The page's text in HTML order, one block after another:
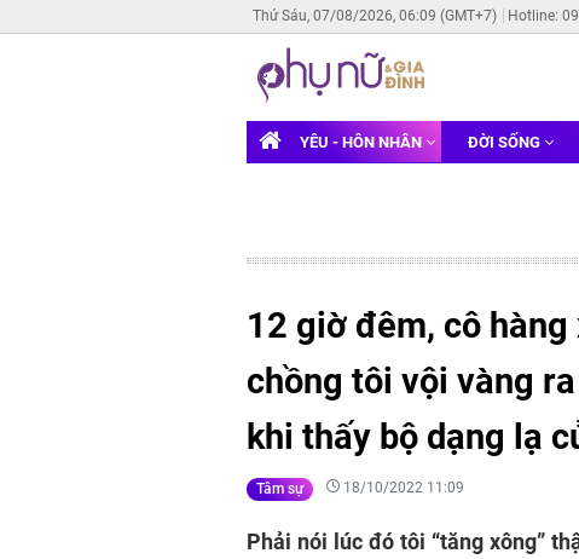
Thứ Sáu, 07/08/2026, 06:09 (GMT+7) Hotline:
YÊU - HÔN NHÂN ĐỜI SỐNG
12 giờ đêm, cô
chồng tôi vội vàng
khi thấy bộ dạng lạ
Tâm sự 18/10/2022 11:09
Phải nói lúc đó tôi “tăng xông”